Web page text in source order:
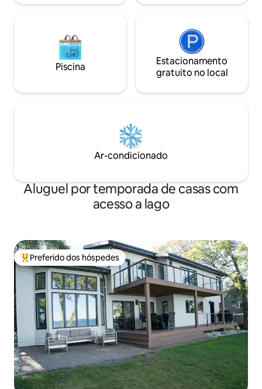
Piscina
Estacionamento
gratuito no local
Ar-condicionado
Aluguel por temporada de casas com
acesso a lago
Entre os melhores preferidos dos hóspedes
Preferido dos hóspedes